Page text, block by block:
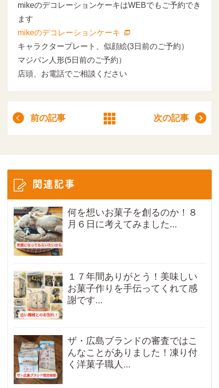
mikeのデコレーションケーキはWEBでもご予約でき
ます
mikeのデコレーションケーキ
キャラクタープレート、似顔絵(3日前のご予約）
マジパン人形(5日前のご予約）
店頭、お電話でご相談ください
前の記事 次の記事
関連記事
何を想いお菓子を創るのか！８
月６日に考えてみました...
１７年間ありがとう！美味しい
お菓子作りを手伝ってくれて感
謝です...
ザ・広島ブランドの審査ではこ
んなことがありました！凍り付
く洋菓子職人...